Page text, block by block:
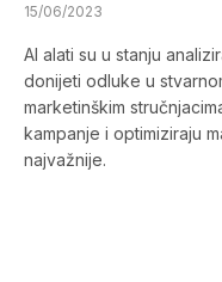
15/06/2023
AI alati su u stanju
donijeti odluke u
marketinškim
kampanje i optimiziraju
najvažnije.